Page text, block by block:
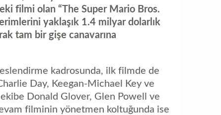
filmi olan “The Super Mario Bros.
yaklaşık 1.4 milyar dolarlık
tam bir gişe canavarına
kadrosunda, ilk filmde de
Day, Keegan-Michael Key ve
Donald Glover, Glen Powell ve
filminin yönetmen koltuğunda ise